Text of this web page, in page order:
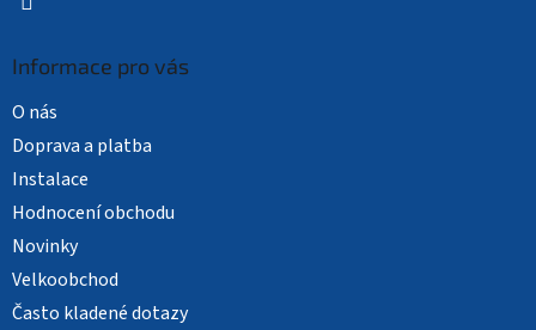
Informace pro vás
O nás
Doprava a platba
Instalace
Hodnocení obchodu
Novinky
Velkoobchod
Často kladené dotazy